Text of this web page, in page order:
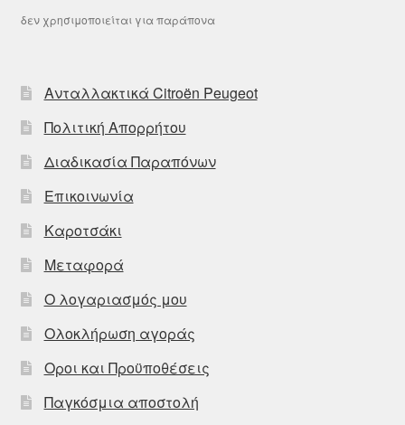
δεν χρησιμοποιείται για παράπονα
Ανταλλακτικά Citroën Peugeot
Πολιτική Απορρήτου
Διαδικασία Παραπόνων
Επικοινωνία
Καροτσάκι
Μεταφορά
Ο λογαριασμός μου
Ολοκλήρωση αγοράς
Οροι και Προϋποθέσεις
Παγκόσμια αποστολή